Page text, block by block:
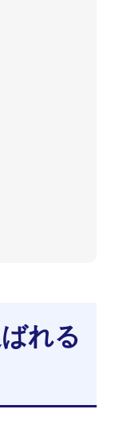
れる